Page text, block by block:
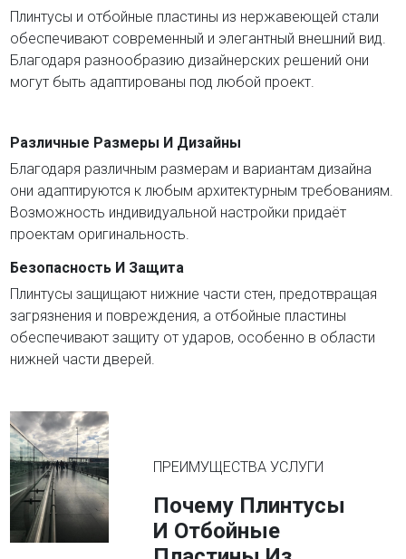
Плинтусы и отбойные пластины из нержавеющей стали
обеспечивают современный и элегантный внешний вид.
Благодаря разнообразию дизайнерских решений они
могут быть адаптированы под любой проект.
Различные Размеры И Дизайны
Благодаря различным размерам и вариантам дизайна
они адаптируются к любым архитектурным требованиям.
Возможность индивидуальной настройки придаёт
проектам оригинальность.
Безопасность И Защита
Плинтусы защищают нижние части стен, предотвращая
загрязнения и повреждения, а отбойные пластины
обеспечивают защиту от ударов, особенно в области
нижней части дверей.
ПРЕИМУЩЕСТВА УСЛУГИ
Почему Плинтусы
И Отбойные